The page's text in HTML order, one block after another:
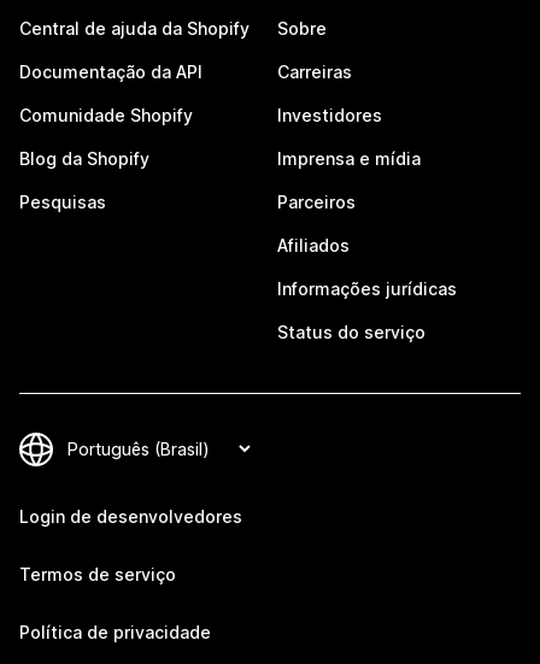
Central de ajuda da Shopify
Documentação da API
Comunidade Shopify
Blog da Shopify
Pesquisas
Sobre
Carreiras
Investidores
Imprensa e mídia
Parceiros
Afiliados
Informações jurídicas
Status do serviço
Login de desenvolvedores
Termos de serviço
Política de privacidade